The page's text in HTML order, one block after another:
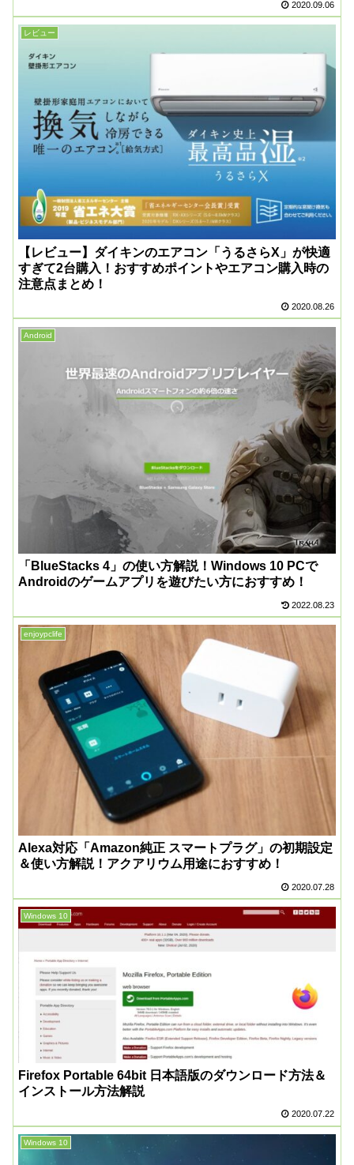
2020.09.06
レビュー
【レビュー】ダイキンのエアコン「うるさらX」が快適
すぎて2台購入！おすすめポイントやエアコン購入時の
注意点まとめ！
2020.08.26
Android
「BlueStacks 4」の使い方解説！Windows 10 PCで
Androidのゲームアプリを遊びたい方におすすめ！
2022.08.23
enjoypclife
Alexa対応「Amazon純正 スマートプラグ」の初期設定
＆使い方解説！アクアリウム用途におすすめ！
2020.07.28
Windows 10
Firefox Portable 64bit 日本語版のダウンロード方法＆
インストール方法解説
2020.07.22
Windows 10